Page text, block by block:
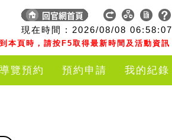
現在時間 : 2026/08/08 06:58:07
本頁時，請按F5取得最新時間及活動資訊
導覽預約 預約申請 我的紀錄